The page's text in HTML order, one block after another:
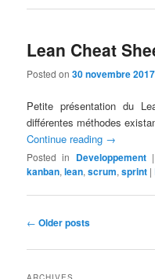
Lean Cheat
Posted on30 novembre 2017
Petite présentation du
différentes méthodes
Continue reading →
Posted in Developpement
kanban,lean,scrum,sprint |
Post navigation
← Older posts